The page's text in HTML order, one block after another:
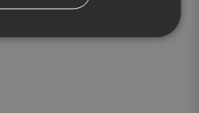
för högtider, fest och
räknas.